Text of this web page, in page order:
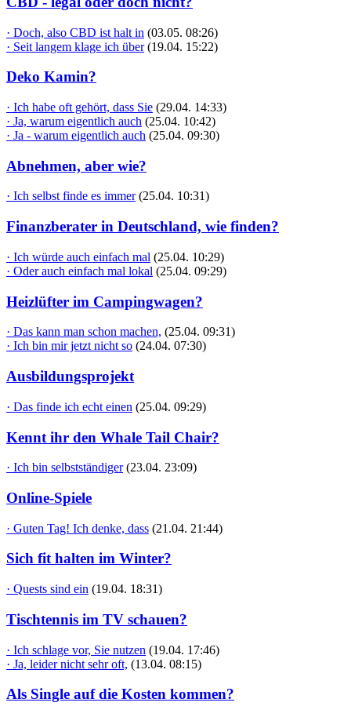
· Doch, also CBD ist halt in (03.05. 08:26)
· Seit langem klage ich über (19.04. 15:22)
Deko Kamin?
· Ich habe oft gehört, dass Sie (29.04. 14:33)
· Ja, warum eigentlich auch (25.04. 10:42)
· Ja - warum eigentlich auch (25.04. 09:30)
Abnehmen, aber wie?
· Ich selbst finde es immer (25.04. 10:31)
Finanzberater in Deutschland, wie finden?
· Ich würde auch einfach mal (25.04. 10:29)
· Oder auch einfach mal lokal (25.04. 09:29)
Heizlüfter im Campingwagen?
· Das kann man schon machen, (25.04. 09:31)
· Ich bin mir jetzt nicht so (24.04. 07:30)
Ausbildungsprojekt
· Das finde ich echt einen (25.04. 09:29)
Kennt ihr den Whale Tail Chair?
· Ich bin selbstständiger (23.04. 23:09)
Online-Spiele
· Guten Tag! Ich denke, dass (21.04. 21:44)
Sich fit halten im Winter?
· Quests sind ein (19.04. 18:31)
Tischtennis im TV schauen?
· Ich schlage vor, Sie nutzen (19.04. 17:46)
· Ja, leider nicht sehr oft, (13.04. 08:15)
Als Single auf die Kosten kommen?